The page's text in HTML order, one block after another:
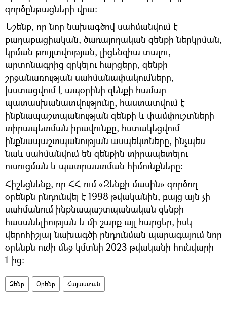
գործընթացների վրա։
Նշենք, որ նոր նախագծով սահմանվում է
քաղաքացիական, ծառայողական զենքի ներկրման,
կրման թույլտվության, լիցենզիա տալու,
արտոնագրից զրկելու հարցերը, զենքի
շրջանառության սահմանափակումները,
խստացվում է ապօրինի զենքի համար
պատասխանատվությունը, հաստատվում է
ինքնապաշտպանության զենքի և փամփուշտների
տիրապետման իրավունքը, հստակեցվում
ինքնապաշտպանության ասպեկտները, ինչպես
նաև սահմանվում են զենքին տիրապետելու
ուսուցման և պատրաստման հիմունքները։
Հիշեցնենք, որ ՀՀ-ում «Զենքի մասին» գործող
օրենքն ընդունվել է 1998 թվականին, բայց այն չի
սահմանում ինքնապաշտպանական զենքի
հասանելիության և մի շարք այլ հարցեր, իսկ
վերոհիշյալ նախագծի ընդունման պարագայում նոր
օրենքն ուժի մեջ կմտնի 2023 թվականի հունվարի
1-ից։
Զենք Օրենք Հայաստան